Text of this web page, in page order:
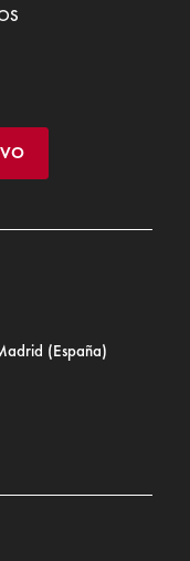
(España)